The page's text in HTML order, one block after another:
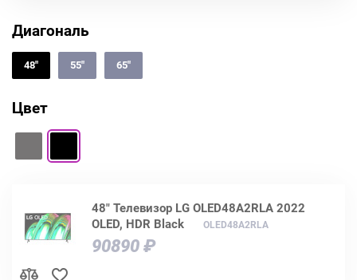
Диагональ
48" 55" 65"
Цвет
48" Телевизор LG OLED48A2RLA 2022
OLED, HDR Black
OLED48A2RLA
90890 ₽